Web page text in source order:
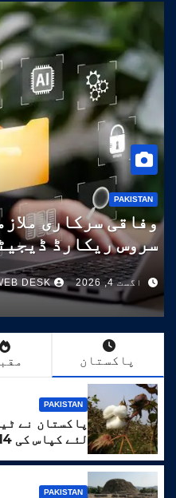
PAKISTAN
سروس ریکارڈ
اگست 4, 2026 DESK
پاکستان
PAKISTAN
پاکستان نے
PAKISTAN